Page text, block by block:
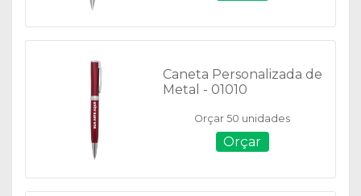
Caneta Personalizada de
Metal - 01010
Orçar 50 unidades
Orçar